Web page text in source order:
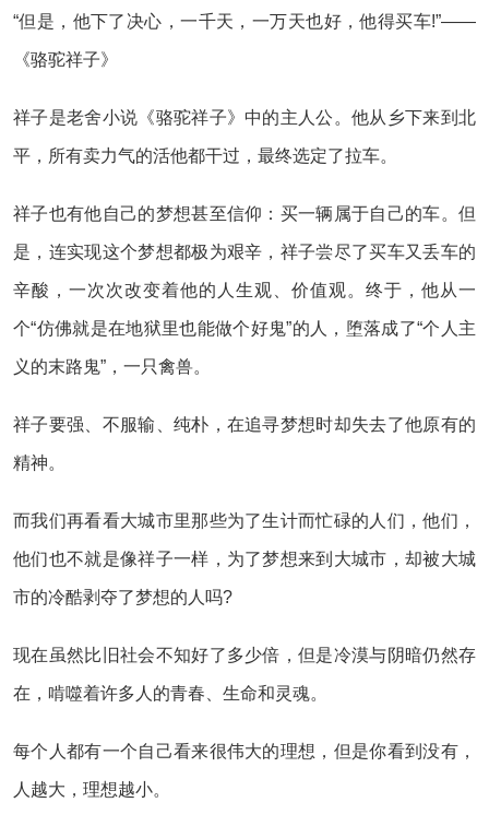
“但是，他下了决心，一千天，一万天也好，他得买车!”——
《骆驼祥子》
祥子是老舍小说《骆驼祥子》中的主人公。他从乡下来到北
平，所有卖力气的活他都干过，最终选定了拉车。
祥子也有他自己的梦想甚至信仰：买一辆属于自己的车。但
是，连实现这个梦想都极为艰辛，祥子尝尽了买车又丢车的
辛酸，一次次改变着他的人生观、价值观。终于，他从一
个“仿佛就是在地狱里也能做个好鬼”的人，堕落成了“个人主
义的末路鬼”，一只禽兽。
祥子要强、不服输、纯朴，在追寻梦想时却失去了他原有的
精神。
而我们再看看大城市里那些为了生计而忙碌的人们，他们，
他们也不就是像祥子一样，为了梦想来到大城市，却被大城
市的冷酷剥夺了梦想的人吗?
现在虽然比旧社会不知好了多少倍，但是冷漠与阴暗仍然存
在，啃噬着许多人的青春、生命和灵魂。
每个人都有一个自己看来很伟大的理想，但是你看到没有，
人越大，理想越小。